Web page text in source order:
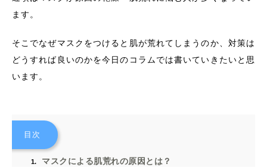
ます。
そこでなぜマスクをつけると肌が荒れてしまうのか、対策は
どうすれば良いのかを今日のコラムでは書いていきたいと思
います。
目次
マスクによる肌荒れの原因とは？